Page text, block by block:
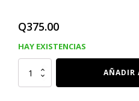
Q375.00
HAY EXISTENCIAS
MAQUINILLA
FACIAL
AÑADIR